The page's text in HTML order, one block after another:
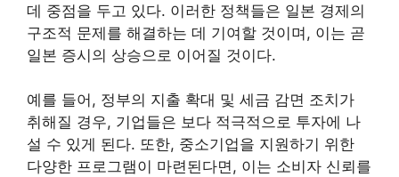
데 중점을 두고 있다. 이러한 정책들은 일본 경제의
구조적 문제를 해결하는 데 기여할 것이며, 이는 곧
일본 증시의 상승으로 이어질 것이다.
예를 들어, 정부의 지출 확대 및 세금 감면 조치가
취해질 경우, 기업들은 보다 적극적으로 투자에 나
설 수 있게 된다. 또한, 중소기업을 지원하기 위한
다양한 프로그램이 마련된다면, 이는 소비자 신뢰를